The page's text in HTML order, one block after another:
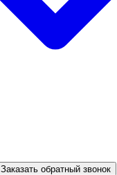
Заказать обратный звонок